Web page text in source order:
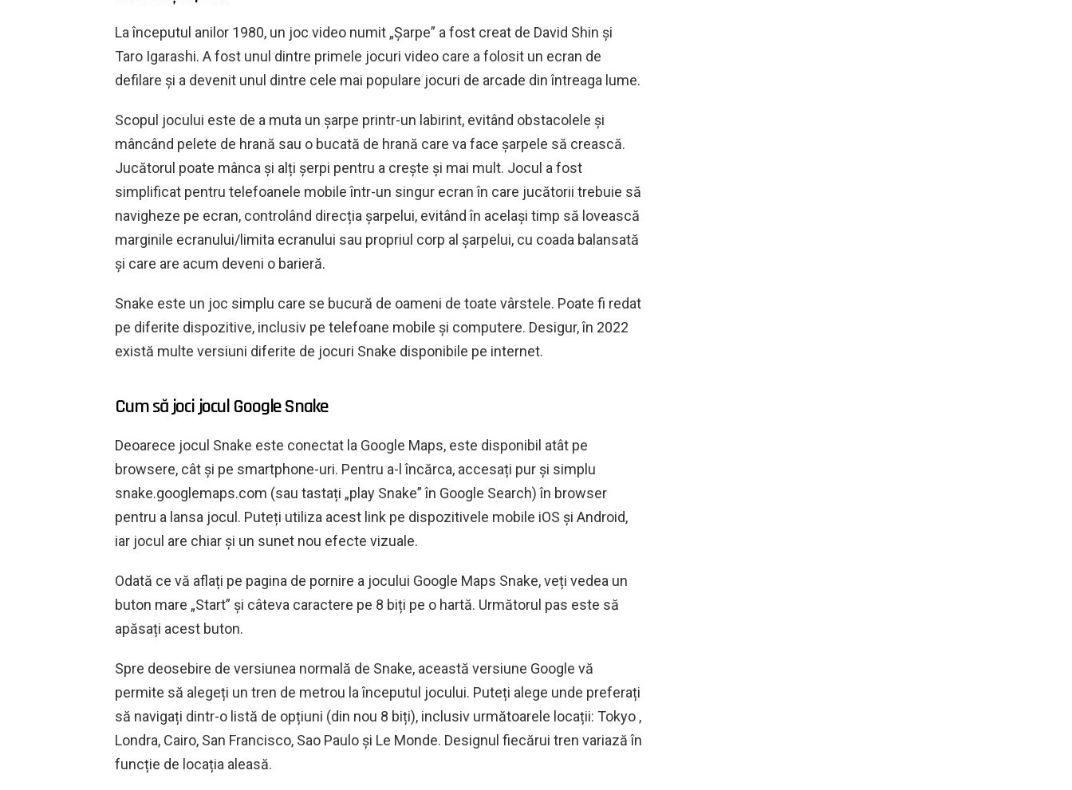
La începutul anilor 1980, un joc video numit „Șarpe” a fost creat de David Shin și
Taro Igarashi. A fost unul dintre primele jocuri video care a folosit un ecran de
defilare și a devenit unul dintre cele mai populare jocuri de arcade din întreaga lume.
Scopul jocului este de a muta un șarpe printr-un labirint, evitând obstacolele și
mâncând pelete de hrană sau o bucată de hrană care va face șarpele să crească.
Jucătorul poate mânca și alți șerpi pentru a crește și mai mult. Jocul a fost
simplificat pentru telefoanele mobile într-un singur ecran în care jucătorii trebuie să
navigheze pe ecran, controlând direcția șarpelui, evitând în același timp să lovească
marginile ecranului/limita ecranului sau propriul corp al șarpelui, cu coada balansată
și care are acum deveni o barieră.
Snake este un joc simplu care se bucură de oameni de toate vârstele. Poate fi redat
pe diferite dispozitive, inclusiv pe telefoane mobile și computere. Desigur, în 2022
există multe versiuni diferite de jocuri Snake disponibile pe internet.
Cum să joci jocul Google Snake
Deoarece jocul Snake este conectat la Google Maps, este disponibil atât pe
browsere, cât și pe smartphone-uri. Pentru a-l încărca, accesați pur și simplu
snake.googlemaps.com (sau tastați „play Snake” în Google Search) în browser
pentru a lansa jocul. Puteți utiliza acest link pe dispozitivele mobile iOS și Android,
iar jocul are chiar și un sunet nou efecte vizuale.
Odată ce vă aflați pe pagina de pornire a jocului Google Maps Snake, veți vedea un
buton mare „Start” și câteva caractere pe 8 biți pe o hartă. Următorul pas este să
apăsați acest buton.
Spre deosebire de versiunea normală de Snake, această versiune Google vă
permite să alegeți un tren de metrou la începutul jocului. Puteți alege unde preferați
să navigați dintr-o listă de opțiuni (din nou 8 biți), inclusiv următoarele locații: Tokyo ,
Londra, Cairo, San Francisco, Sao Paulo și Le Monde. Designul fiecărui tren variază în
funcție de locația aleasă.